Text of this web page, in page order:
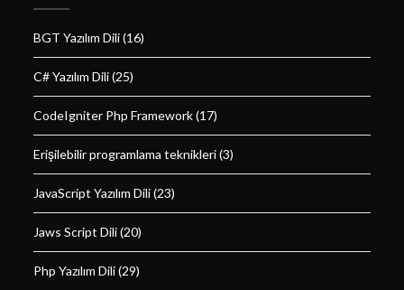
BGT Yazılım Dili(16)
C# Yazılım Dili(25)
CodeIgniter Php Framework(17)
Erişilebilir programlama teknikleri(3)
JavaScript Yazılım Dili(23)
Jaws Script Dili(20)
Php Yazılım Dili(29)